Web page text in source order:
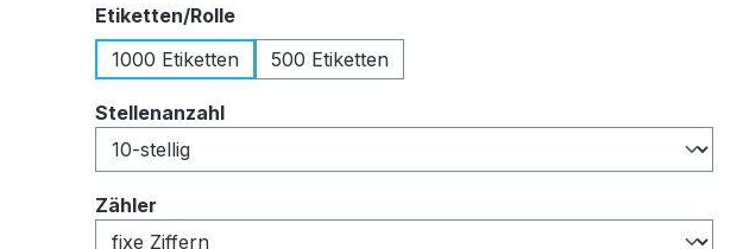
Etiketten/Rolleauswählen
1000 Etiketten
500 Etiketten
Stellenanzahlauswählen
Zähler